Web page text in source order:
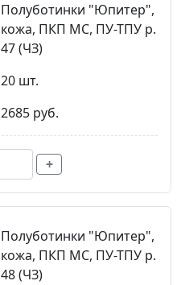
Полуботинки "Юпитер",
кожа, ПКП МС, ПУ-ТПУ р.
47 (ЧЗ)
20 шт.
2685 руб.
+
Полуботинки "Юпитер",
кожа, ПКП МС, ПУ-ТПУ р.
48 (ЧЗ)